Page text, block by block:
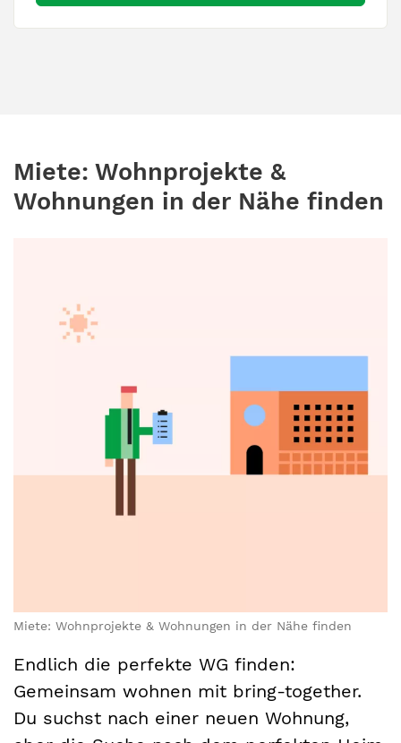
Miete: Wohnprojekte &
Wohnungen in der Nähe finden
Miete: Wohnprojekte & Wohnungen in der Nähe finden
Endlich die perfekte WG finden:
Gemeinsam wohnen mit bring-together.
Du suchst nach einer neuen Wohnung,